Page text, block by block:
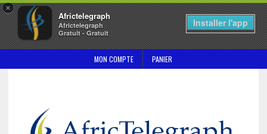
×
Africtelegraph
Africtelegraph
Gratuit - Gratuit
Installer l'app
MON COMPTE PANIER